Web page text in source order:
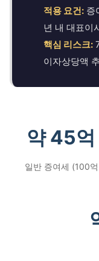
적용 요건: 증
년 내 대표이
핵심 리스크:
이자상당액
약 45억
일반 증여세 (100